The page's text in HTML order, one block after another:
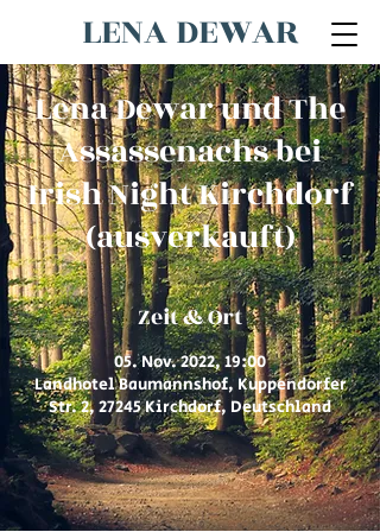
LENA DEWAR
Lena Dewar und The
Assassenachs bei
Irish Night Kirchdorf
(ausverkauft)
Zeit & Ort
05. Nov. 2022, 19:00
Landhotel Baumannshof, Kuppendorfer
Str. 2, 27245 Kirchdorf, Deutschland